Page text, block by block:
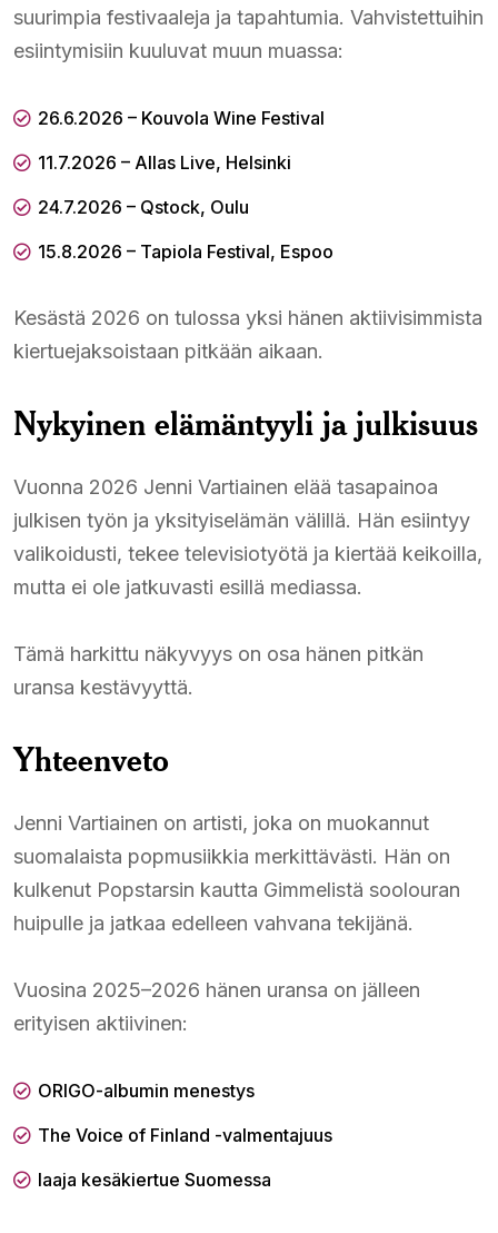
suurimpia festivaaleja ja tapahtumia. Vahvistettuihin
esiintymisiin kuuluvat muun muassa:
26.6.2026 – Kouvola Wine Festival
11.7.2026 – Allas Live, Helsinki
24.7.2026 – Qstock, Oulu
15.8.2026 – Tapiola Festival, Espoo
Kesästä 2026 on tulossa yksi hänen aktiivisimmista
kiertuejaksoistaan pitkään aikaan.
Nykyinen elämäntyyli ja julkisuus
Vuonna 2026 Jenni Vartiainen elää tasapainoa
julkisen työn ja yksityiselämän välillä. Hän esiintyy
valikoidusti, tekee televisiotyötä ja kiertää keikoilla,
mutta ei ole jatkuvasti esillä mediassa.
Tämä harkittu näkyvyys on osa hänen pitkän
uransa kestävyyttä.
Yhteenveto
Jenni Vartiainen on artisti, joka on muokannut
suomalaista popmusiikkia merkittävästi. Hän on
kulkenut Popstarsin kautta Gimmelistä soolouran
huipulle ja jatkaa edelleen vahvana tekijänä.
Vuosina 2025–2026 hänen uransa on jälleen
erityisen aktiivinen:
ORIGO-albumin menestys
The Voice of Finland -valmentajuus
laaja kesäkiertue Suomessa